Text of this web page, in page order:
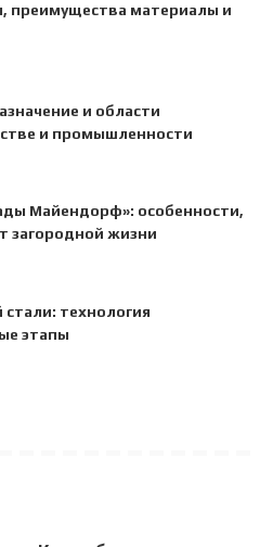
преимущества материалы и
и области
и промышленности
Майендорф»: особенности,
загородной жизни
технология
этапы